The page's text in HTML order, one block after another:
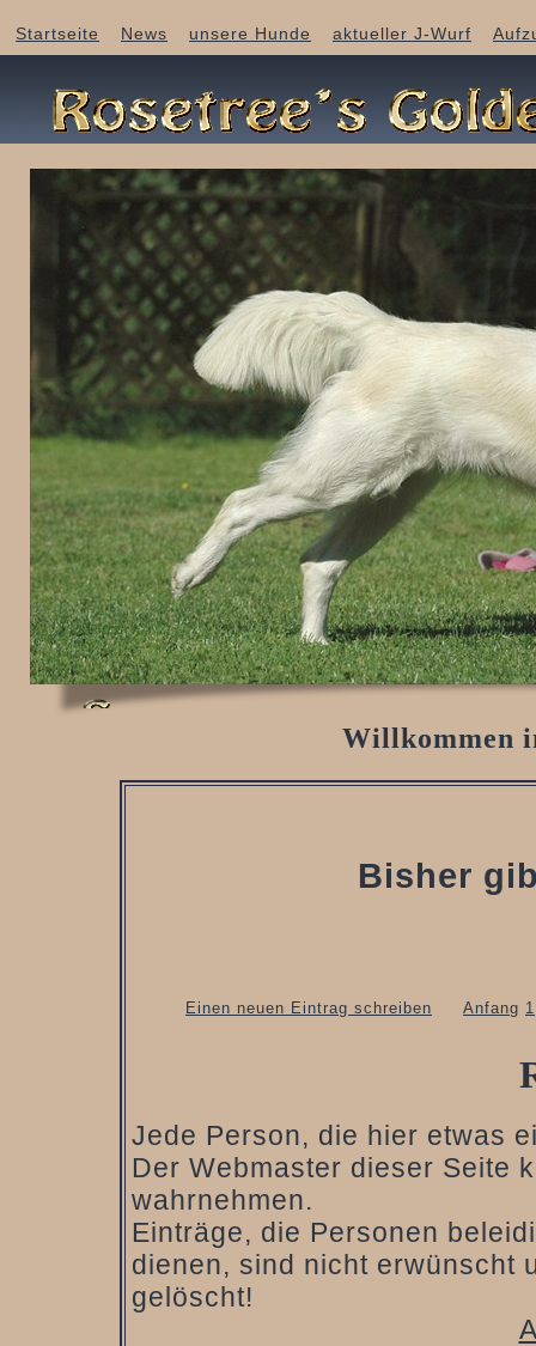
Startseite News unsere Hunde aktueller J-Wurf
Willkommen
Bisher
Einen neuen Eintrag schreiben Anfang 1
Jede Person, die hier etwas
Der Webmaster dieser Seite
wahrnehmen.
Einträge, die Personen
dienen, sind nicht erwünscht
gelöscht!